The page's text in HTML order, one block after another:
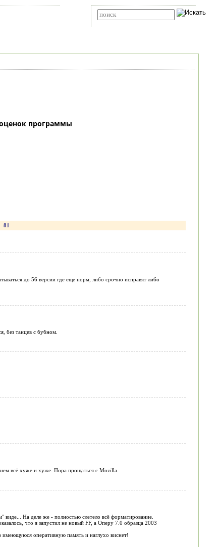
программы
81
до 56 версии где еще норм, либо срочно исправят либо
без танцев с бубном.
всё хуже и хуже. Пора прощаться с Mozilla.
виде... На деле же - полностью слетело всё форматирование.
что я запустил не новый FF, а Оперу 7.0 образца 2003
имеющуюся оперативную память и наглухо виснет!